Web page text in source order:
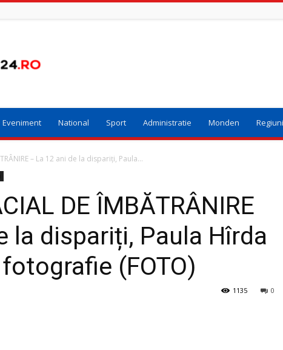
Eveniment National Sport Administratie Monden Regiuni
– La 12 ani de la dispariți, Paula...
DE ÎMBĂTRÂNIRE
la dispariți, Paula Hîrda
(FOTO)
0
1135